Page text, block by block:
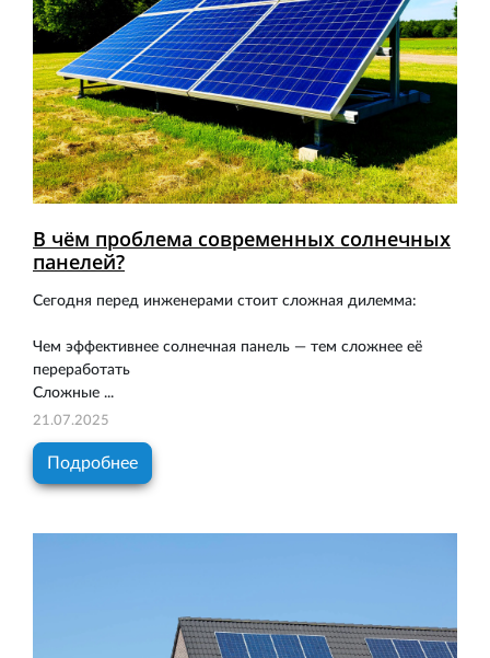
В чём проблема современных солнечных
панелей?
Сегодня перед инженерами стоит сложная дилемма:
Чем эффективнее солнечная панель — тем сложнее её
переработать
Сложные ...
21.07.2025
Подробнее